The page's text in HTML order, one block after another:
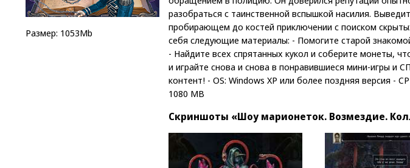
Размер: 1053Mb
разобраться с таинственной вспышкой насилия.
пробирающем до костей приключении с поиском
себя следующие материалы: - Помогите старой
- Найдите всех спрятанных кукол и соберите монеты,
и играйте снова и снова в понравившиеся мини-игры и
контент! - OS: Windows XP или более поздняя версия -
1080 MB
Скриншоты «Шоу марионеток. Возмездие.